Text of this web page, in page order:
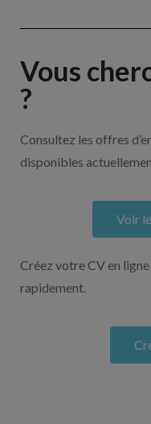
Vous
?
Consultez les offres
disponibles
Voir
Créez votre CV en
rapidement.